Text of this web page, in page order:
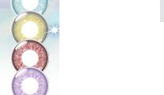
80cm - ピン
円(税込)